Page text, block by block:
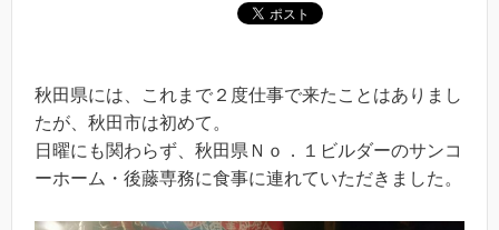
秋田県には、これまで２度仕事で来たことはありまし
たが、秋田市は初めて。
日曜にも関わらず、秋田県Ｎｏ．１ビルダーのサンコ
ーホーム・後藤専務に食事に連れていただきました。